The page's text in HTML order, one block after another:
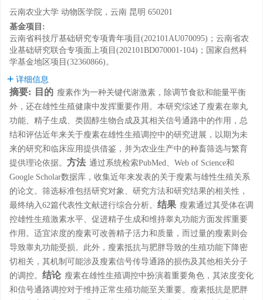
云南农业大学 动物医学院，云南 昆明 650201
基金项目:
云南省科技厅基础研究专项青年项目(202101AU070095)；云南省农
业基础研究联合专项面上项目(202101BD070001-104)；国家自然科
学基金地区项目(32360866)。
详细信息
摘要: 目的 瘦素作为一种关键代谢激素，除调节食欲和能量平衡
外，还在雄性生殖健康中发挥重要作用。本研究综述了瘦素在睾丸
功能、精子生成、类固醇生物合成及其相关信号通路中的作用，总
结和评估近年来关于瘦素在雄性生殖调控中的研究进展，以期为未
来的研究和临床应用提供借鉴，并为农业生产中的种畜筛选与繁育
提供理论依据。 方法 通过系统检索PubMed、Web of Science和
Google Scholar数据库，收集近年来发表的关于瘦素与雄性生殖关系
的论文。筛选标准包括研究对象、研究方法和研究结果的相关性，
最终纳入62篇代表性文献进行综合分析。 结果 瘦素通过其受体在调
控雄性生殖激素水平、促进精子生成和维持睾丸功能方面发挥重要
作用。适宜浓度的瘦素可改善精子活力和质量，而过量的瘦素则会
导致睾丸功能受损。此外，瘦素抵抗与肥胖导致的生殖功能下降密
切相关，其机制可能涉及瘦素信号传导通路的损伤及其他相关分子
的调控。 结论 瘦素在雄性生殖调控中扮演着重要角色，其浓度变化
和信号通路调控对于维持正常生殖功能至关重要。瘦素抵抗是肥胖